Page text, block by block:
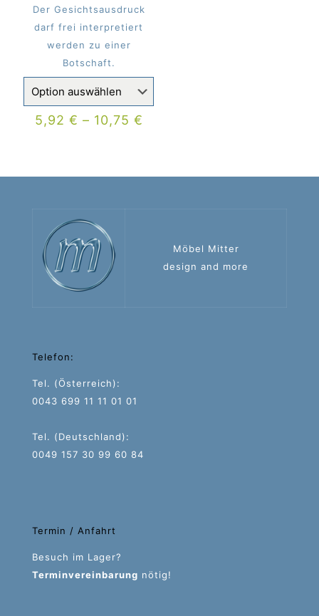
Der Gesichtsausdruck
darf frei interpretiert
werden zu einer
Botschaft.
5,92 € – 10,75 €
Möbel Mitter
design and more
Telefon:
Tel. (Österreich):
0043 699 11 11 01 01
Tel. (Deutschland):
0049 157 30 99 60 84
Termin / Anfahrt
Besuch im Lager?
Terminvereinbarung nötig!